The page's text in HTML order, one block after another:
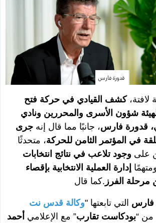
قدورة فارس
لافتة،كشف القيادي في حركة فتح
شؤون الأسرى والمحررين ونادي
قدورة فارس، جانبًا مما قال إنه جرى
في المؤتمر الثامن للحركة، متحدثًا
على وجود تلاعب في نتائج انتخابات
إدارة العملية الانتخابية بإقصاء
مرحلة الفرز .كما قال
فارس التي تابعتها "وكالة قدس نت
من “بودكاست تقارب” مع الإعلامي أحمد